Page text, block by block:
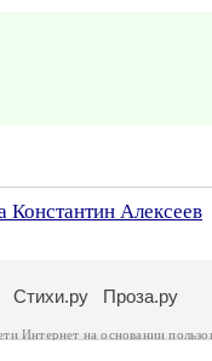
Константин Алексеев
Стихи.ру Проза.ру
Интернет на основании
его автора, к которому